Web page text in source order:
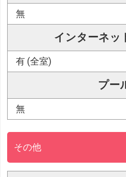
無
インターネッ
有 (全室)
プー
無
その他